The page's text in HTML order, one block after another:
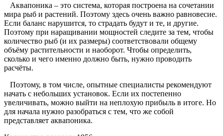
Аквапоника – это система, которая построена на сочетании
мира рыб и растений. Поэтому здесь очень важно равновесие.
Если баланс нарушится, то страдать будут и те, и другие.
Поэтому при наращивании мощностей следите за тем, чтобы
количество рыб (и их размеры) соответствовали общему
объёму растительности и наоборот. Чтобы определить,
сколько и чего именно должно быть, нужно проводить
расчёты.
Поэтому, в том числе, опытные специалисты рекомендуют
начать с небольших установок. Если их постепенно
увеличивать, можно выйти на неплохую прибыль в итоге. Но
для начала нужно разобраться с тем, что же собой
представляет аквапоника.